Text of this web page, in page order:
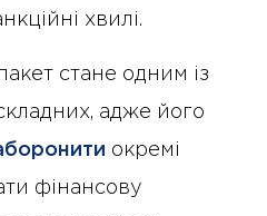
хвилі.
стане одним із
адже його
окремі
фінансову